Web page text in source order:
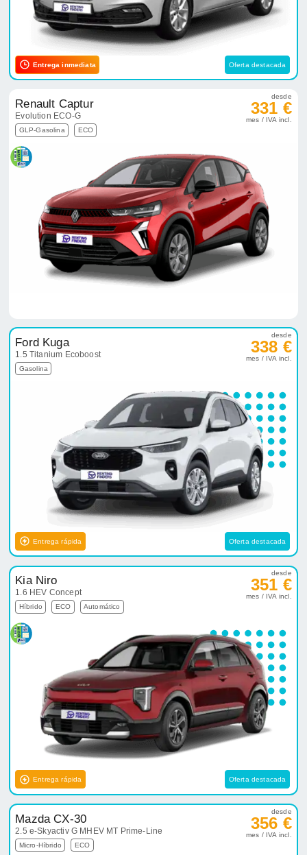
Entrega inmediata Oferta destacada
Renault Captur
Evolution ECO-G
GLP-Gasolina ECO
desde
331 €
mes / IVA incl.
Ford Kuga
1.5 Titanium Ecoboost
Gasolina
desde
338 €
mes / IVA incl.
Entrega rápida Oferta destacada
Kia Niro
1.6 HEV Concept
Híbrido ECO Automático
desde
351 €
mes / IVA incl.
Entrega rápida Oferta destacada
Mazda CX-30
2.5 e-Skyactiv G MHEV MT Prime-Line
Micro-Híbrido ECO
desde
356 €
mes / IVA incl.